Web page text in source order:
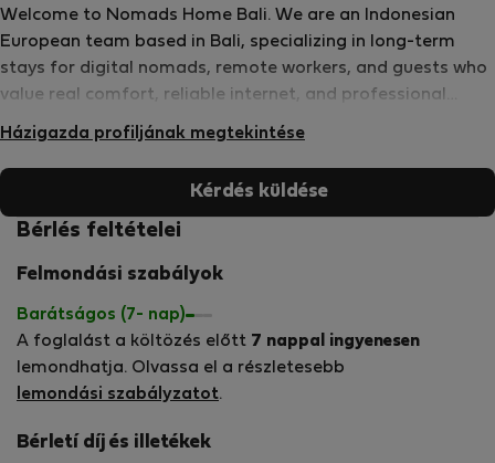
Welcome to Nomads Home Bali. We are an Indonesian
European team based in Bali, specializing in long-term
stays for digital nomads, remote workers, and guests who
value real comfort, reliable internet, and professional
hosting. Since 2015, we have hosted guests from all over
over 11 consecutive years with outstanding guest ratings.
At Nomads Home, we combine local knowledge,
international experience, and years of hospitality expertise
With high-speed WiFi, dedicated workspaces, guest-only
access, and a strong focus on long-term comfort, our goal
is simple: To offer one of the most reliable remote-living
experiences in Bali. Nomads Home Bali Live. Work. Stay
Longer.
Házigazda profiljának megtekintése
Kérdés küldése
Bérlés feltételei
Felmondási szabályok
Barátságos (7- nap)
A foglalást a költözés előtt 7 nappal ingyenesen
lemondhatja. Olvassa el a részletesebb
lemondási szabályzatot.
Bérletí díj és illetékek